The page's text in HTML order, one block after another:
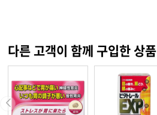
다른 고객이 함께 구입한 상품